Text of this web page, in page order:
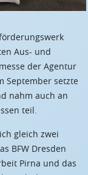
Aus- und
der Agentur
September setzte
nahm auch an
teil.
gleich zwei
BFW Dresden
Pirna und das